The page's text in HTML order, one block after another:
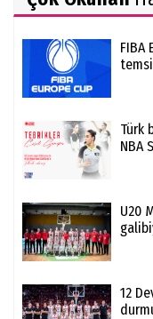
FIBA
Türk
NBA
U20
12